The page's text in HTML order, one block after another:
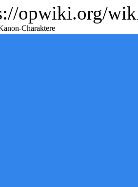
opwiki.org/
Charaktere